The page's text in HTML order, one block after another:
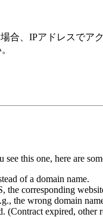
合、IPアドレスでア
this one, here are
of a domain name.
corresponding
the wrong domain
(Contract expired, other